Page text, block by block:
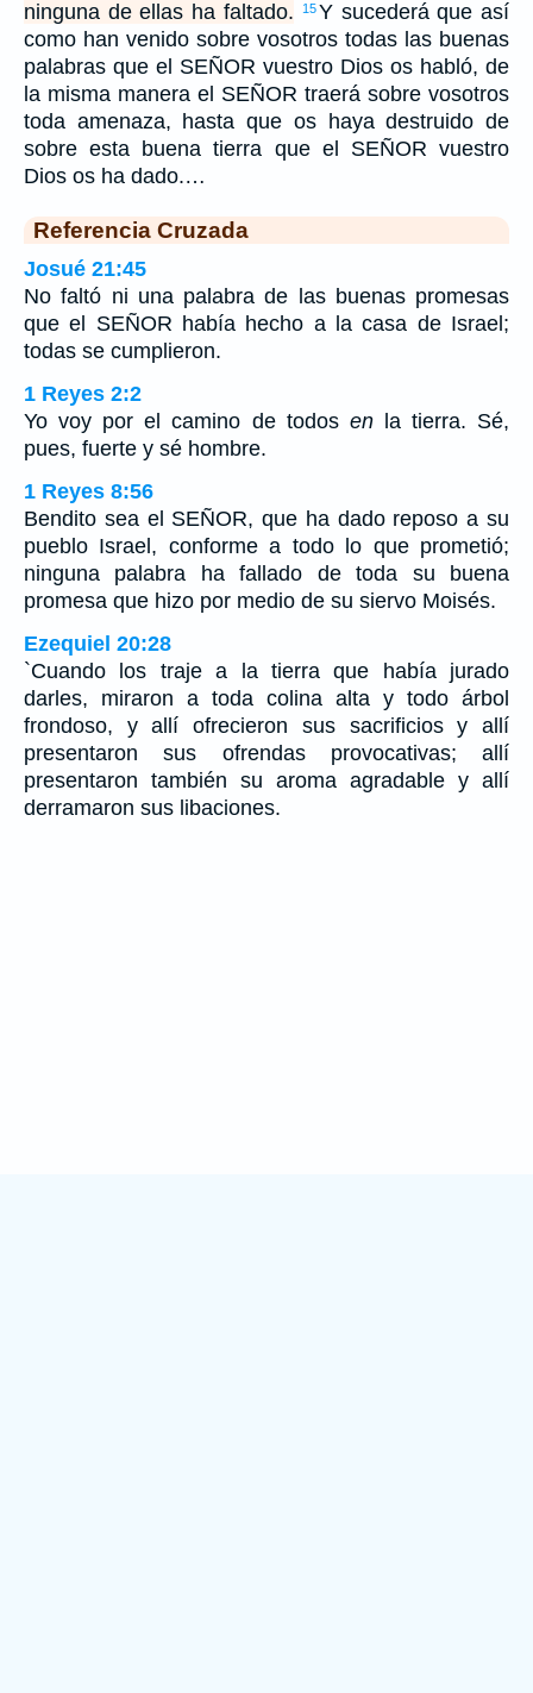
ninguna de ellas ha faltado.
15Y sucederá que así
como han venido sobre vosotros todas las buenas
palabras que el SEÑOR vuestro Dios os habló, de
la misma manera el SEÑOR traerá sobre vosotros
toda amenaza, hasta que os haya destruido de
sobre esta buena tierra que el SEÑOR vuestro
Dios os ha dado.…
Referencia Cruzada
Josué 21:45
No faltó ni una palabra de las buenas promesas
que el SEÑOR había hecho a la casa de Israel;
todas se cumplieron.
1 Reyes 2:2
Yo voy por el camino de todos enla tierra. Sé,
pues, fuerte y sé hombre.
1 Reyes 8:56
Bendito sea el SEÑOR, que ha dado reposo a su
pueblo Israel, conforme a todo lo que prometió;
ninguna palabra ha fallado de toda su buena
promesa que hizo por medio de su siervo Moisés.
Ezequiel 20:28
`Cuando los traje a la tierra que había jurado
darles, miraron a toda colina alta y todo árbol
frondoso, y allí ofrecieron sus sacrificios y allí
presentaron sus ofrendas provocativas; allí
presentaron también su aroma agradable y allí
derramaron sus libaciones.